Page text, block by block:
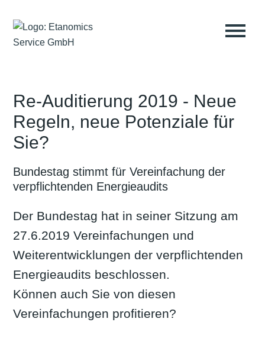
Re-Auditierung 2019 - Neue
Regeln, neue Potenziale für
Sie?
Bundestag stimmt für Vereinfachung der
verpflichtenden Energieaudits
Der Bundestag hat in seiner Sitzung am
27.6.2019 Vereinfachungen und
Weiterentwicklungen der verpflichtenden
Energieaudits beschlossen.
Können auch Sie von diesen
Vereinfachungen profitieren?